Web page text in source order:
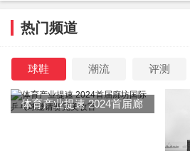
傅首尔的理由也很简单，当年老
业，错过了事业的黄金期。所以这
察言观色，为对方考虑，所以才会
热门频道
球鞋 潮流 评测
体育产业提速 2024首届廊